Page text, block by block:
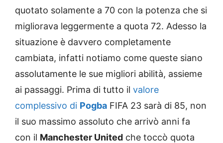
quotato solamente a 70 con la potenza che si
migliorava leggermente a quota 72. Adesso la
situazione è davvero completamente
cambiata, infatti notiamo come queste siano
assolutamente le sue migliori abilità, assieme
ai passaggi. Prima di tutto il valore
complessivo di Pogba FIFA 23 sarà di 85, non
il suo massimo assoluto che arrivò anni fa
con il Manchester United che toccò quota